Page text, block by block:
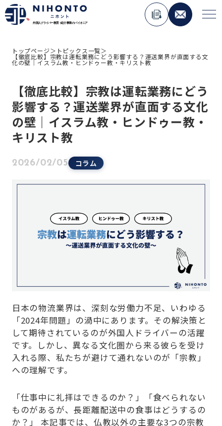
About Nihonto
Service
人材紹介事業
外国人材コンサルティング事業
ペーパードライバー講習事業
外国免許切り替え講習事業
Company
トップページ＞ トピックス一覧＞
【徹底比較】宗教は運転業務にどう影響する？運送業界が直面する文
化の壁｜イスラム教・ヒンドゥー教・キリスト教
【徹底比較】宗教は運転業務にどう
影響する？運送業界が直面する文化
の壁｜イスラム教・ヒンドゥー教・
キリスト教
2026/02/05 コラム
日本の物流業界は、深刻な労働力不足、いわゆる
「2024年問題」の渦中にあります。その解決策と
して期待されているのが外国人ドライバーの活躍
です。しかし、異なる文化圏から来る彼らを受け
入れる際、私たちが避けて通れないのが「宗教」
への理解です。
「仕事中に礼拝はできるのか？」「食べられない
ものがあるが、長距離配送中の食事はどうするの
か？」 本記事では、仏教以外の主要な3つの宗教